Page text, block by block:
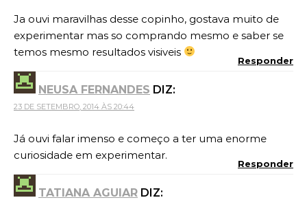
Ja ouvi maravilhas desse copinho, gostava muito de
experimentar mas so comprando mesmo e saber se
temos mesmo resultados visiveis
Responder
NEUSA FERNANDES DIZ:
23 DE SETEMBRO, 2014 ÀS 20:44
Já ouvi falar imenso e começo a ter uma enorme
curiosidade em experimentar.
Responder
TATIANA AGUIAR DIZ: